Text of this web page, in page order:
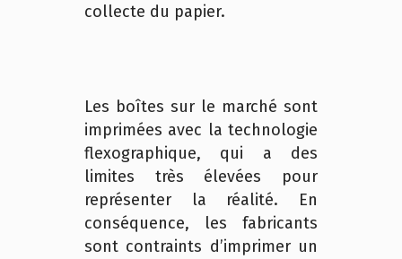
collecte du papier.
Les boîtes sur le marché sont
imprimées avec la technologie
flexographique, qui a des
limites très élevées pour
représenter la réalité. En
conséquence, les fabricants
sont contraints d’imprimer un